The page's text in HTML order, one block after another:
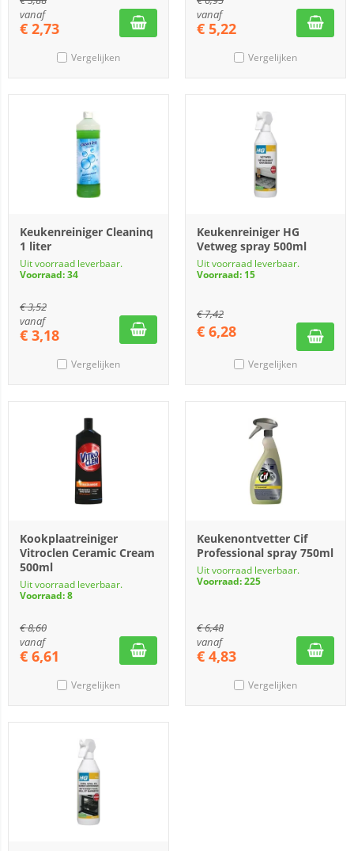
vanaf
€ 2,73
Vergelijken
vanaf
€ 5,22
Vergelijken
Keukenreiniger Cleaninq
1 liter
Uit voorraad leverbaar.
Voorraad: 34
€3,52
vanaf
€ 3,18
Vergelijken
Keukenreiniger HG
Vetweg spray 500ml
Uit voorraad leverbaar.
Voorraad: 15
€7,42
€ 6,28
Vergelijken
Kookplaatreiniger
Vitroclen Ceramic Cream
500ml
Uit voorraad leverbaar.
Voorraad: 8
€8,60
vanaf
€ 6,61
Vergelijken
Keukenontvetter Cif
Professional spray 750ml
Uit voorraad leverbaar.
Voorraad: 225
€6,48
vanaf
€ 4,83
Vergelijken